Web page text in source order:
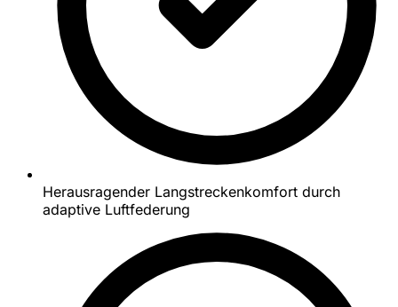
Herausragender Langstreckenkomfort durch
adaptive Luftfederung